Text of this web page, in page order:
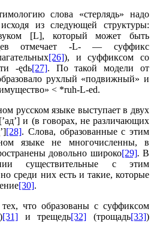
слова «стерлядь» надо
из следующей структуры:
[L], который может быть
отмечает -L- — суффикс
[26]), и суффиксом со
-ędь[27]. По такой модели от
рухлый «подвижный» и
< *ruh-L-ed.
русском языке выступает в двух
и (в говорах, не различающих
[28]. Слова, образованные с этим
языке не многочисленны, в
довольно широко[29]. В
существительные с этим
среди них есть и такие, которые
[30].
что образованы с суффиксом
[31] и трещедь[32] (трощадь[33])